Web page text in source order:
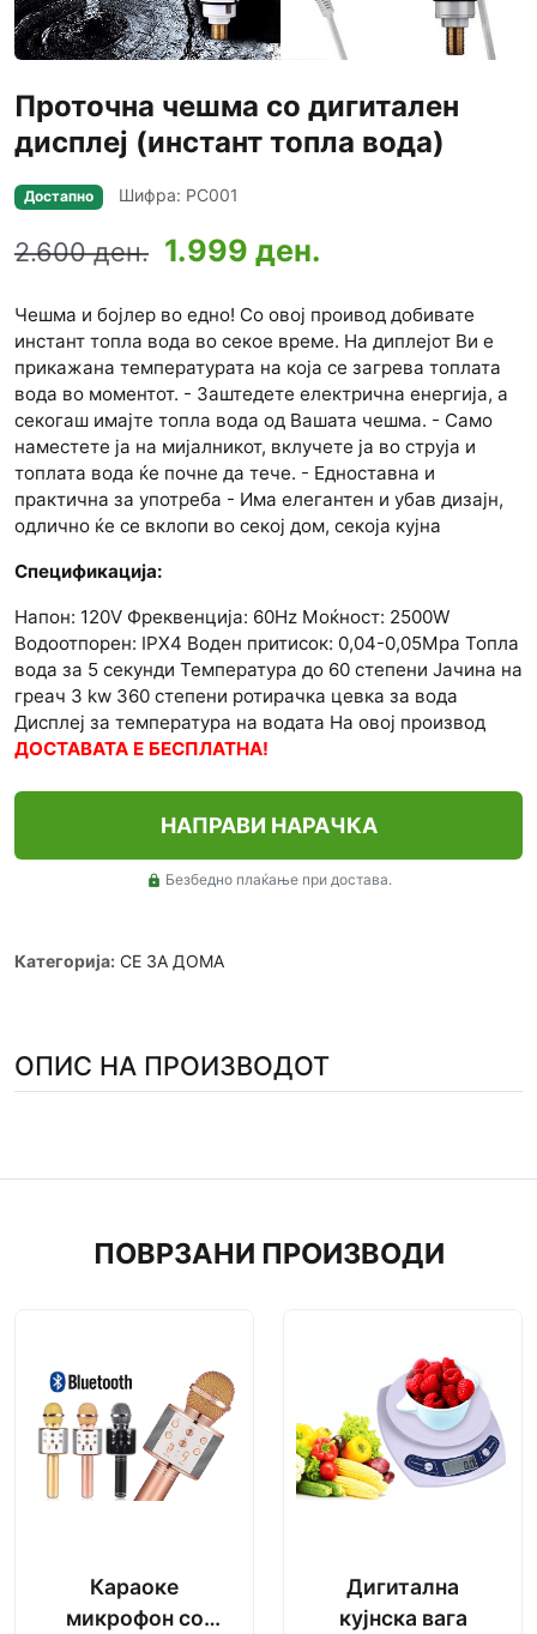
Проточна чешма со дигитален
дисплеј (инстант топла вода)
Достапно Шифра: PC001
2.600 ден. 1.999 ден.
Чешма и бојлер во едно! Со овој проивод добивате
инстант топла вода во секое време. На диплејот Ви е
прикажана температурата на која се загрева топлата
вода во моментот. - Заштедете електрична енергија, а
секогаш имајте топла вода од Вашата чешма. - Само
наместете ја на мијалникот, вклучете ја во струја и
топлата вода ќе почне да тече. - Едноставна и
практична за употреба - Има елегантен и убав дизајн,
одлично ќе се вклопи во секој дом, секоја кујна
Спецификација:
Напон: 120V Фреквенција: 60Hz Моќност: 2500W
Водоотпорен: IPX4 Воден притисок: 0,04-0,05Mpa Топла
вода за 5 секунди Температура до 60 степени Јачина на
греач 3 kw 360 степени ротирачка цевка за вода
Дисплеј за температура на водата На овој производ
ДОСТАВАТА Е БЕСПЛАТНА!
НАПРАВИ НАРАЧКА
lock Безбедно плаќање при достава.
Категорија: СЕ ЗА ДОМА
ОПИС НА ПРОИЗВОДОТ
ПОВРЗАНИ ПРОИЗВОДИ
Караоке
микрофон со
Дигитална
кујнска вага